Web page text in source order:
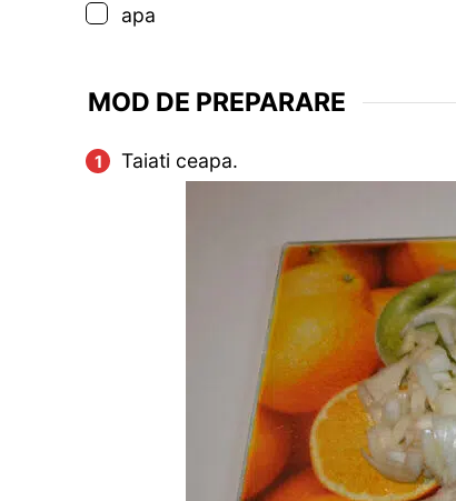
▢
apa
MOD DE PREPARARE
Taiati ceapa.